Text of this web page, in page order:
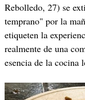
Rebolledo, 27) se
temprano" por la
etiqueten la
realmente de una
esencia de la cocina